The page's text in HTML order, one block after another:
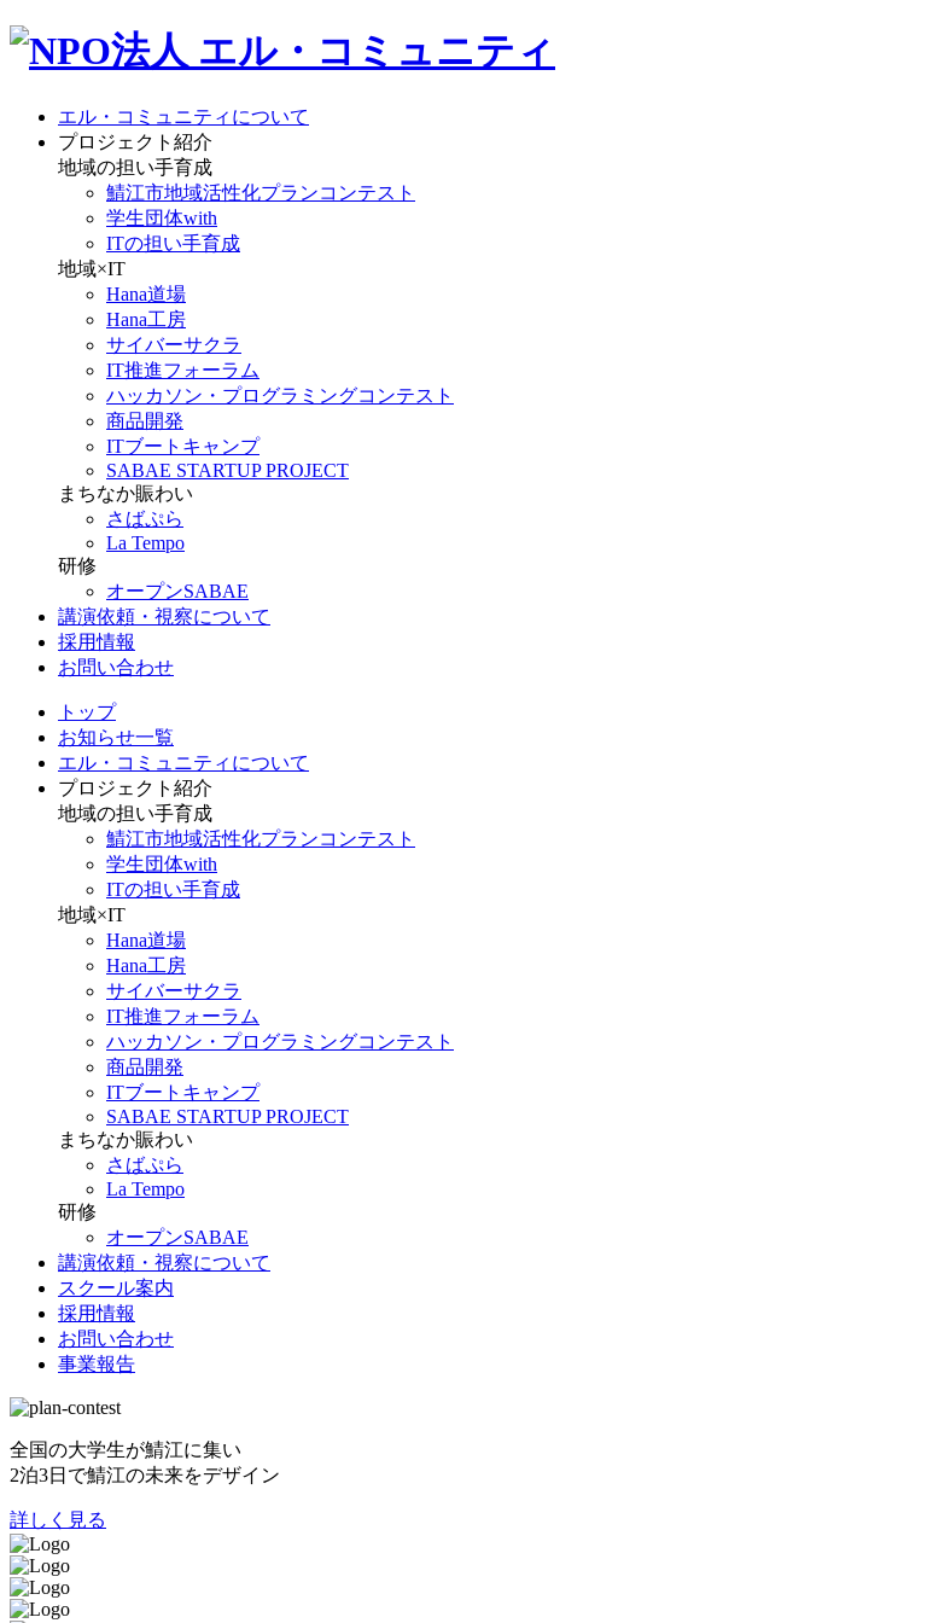
エル・コミュニティについて
プロジェクト紹介
地域の担い手育成
鯖江市地域活性化プランコンテスト
学生団体with
ITの担い手育成
地域×IT
Hana道場
Hana工房
サイバーサクラ
IT推進フォーラム
ハッカソン・プログラミングコンテスト
商品開発
ITブートキャンプ
SABAE STARTUP PROJECT
まちなか賑わい
さばぷら
La Tempo
研修
オープンSABAE
講演依頼・視察について
採用情報
お問い合わせ
トップ
お知らせ一覧
エル・コミュニティについて
プロジェクト紹介
地域の担い手育成
鯖江市地域活性化プランコンテスト
学生団体with
ITの担い手育成
地域×IT
Hana道場
Hana工房
サイバーサクラ
IT推進フォーラム
ハッカソン・プログラミングコンテスト
商品開発
ITブートキャンプ
SABAE STARTUP PROJECT
まちなか賑わい
さばぷら
La Tempo
研修
オープンSABAE
講演依頼・視察について
スクール案内
採用情報
お問い合わせ
事業報告
全国の大学生が鯖江に集い
2泊3日で鯖江の未来をデザイン
詳しく見る